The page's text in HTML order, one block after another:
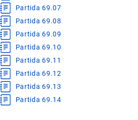
Partida 69.07
Partida 69.08
Partida 69.09
Partida 69.10
Partida 69.11
Partida 69.12
Partida 69.13
Partida 69.14